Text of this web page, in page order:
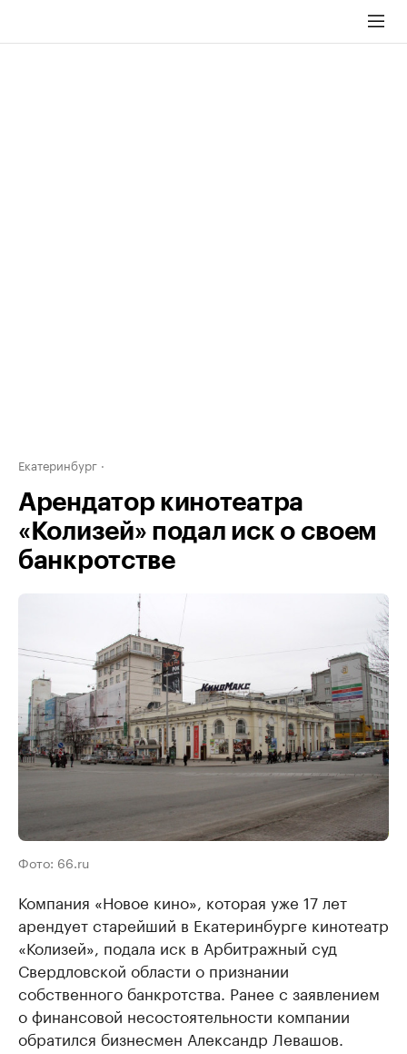
Екатеринбург
Арендатор кинотеатра
«Колизей» подал иск о своем
банкротстве
Фото: 66.ru
Компания «Новое кино», которая уже 17 лет
арендует старейший в Екатеринбурге кинотеатр
«Колизей», подала иск в Арбитражный суд
Свердловской области о признании
собственного банкротства. Ранее с заявлением
о финансовой несостоятельности компании
обратился бизнесмен Александр Левашов.